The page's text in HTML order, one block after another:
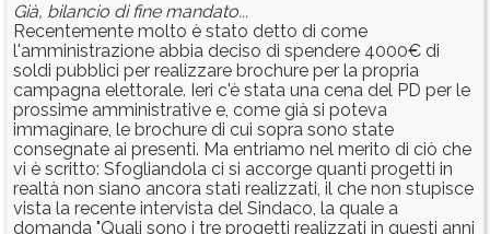
Già, bilancio di fine mandato...
Recentemente molto è stato detto di come
l'amministrazione abbia deciso di spendere 4000€ di
soldi pubblici per realizzare brochure per la propria
campagna elettorale. Ieri c'è stata una cena del PD per le
prossime amministrative e, come già si poteva
immaginare, le brochure di cui sopra sono state
consegnate ai presenti. Ma entriamo nel merito di ciò che
vi è scritto: Sfogliandola ci si accorge quanti progetti in
realtà non siano ancora stati realizzati, il che non stupisce
vista la recente intervista del Sindaco, la quale a
domanda "Quali sono i tre progetti realizzati in questi anni